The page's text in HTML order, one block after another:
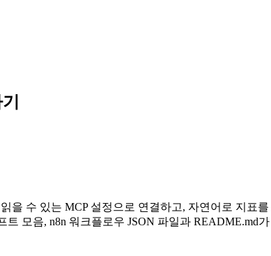
을 수 있는 MCP 설정으로 연결하고, 자연어로 지
모음, n8n 워크플로우 JSON 파일과 README.md